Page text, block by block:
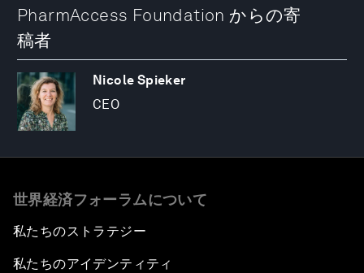
PharmAccess Foundation からの寄
稿者
Nicole Spieker
CEO
世界経済フォーラムについて
私たちのストラテジー
私たちのアイデンティティ